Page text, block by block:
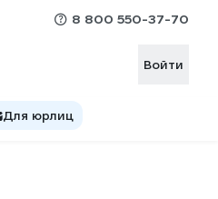
8 800 550-37-70
Войти
Для юрлиц